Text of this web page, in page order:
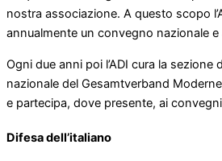
nostra associazione. A questo scopo
annualmente un convegno nazionale
Ogni due anni poi l’ADI cura la
nazionale del Gesamtverband
e partecipa, dove presente, ai
Difesa dell’italiano